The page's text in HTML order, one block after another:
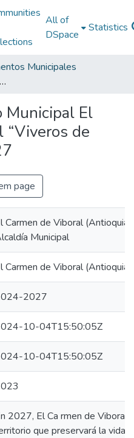
All of
DSpace
Statistics
Municipales
Plan de Desarrollo Municipal El Carmen de Viboral “Viveros de cultura”2024-2027
Municipal El
“Viveros de
page
Carmen de Viboral (Antioquia.
Municipal
Carmen de Viboral (Antioquia.
2027
10-04T15:50:05Z
10-04T15:50:05Z
2027, El Ca rmen de Viboral
que preservará la vida